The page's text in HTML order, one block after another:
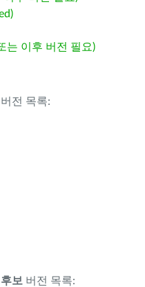
는 이후 버전 필요)
버전 목록:
보 버전 목록: